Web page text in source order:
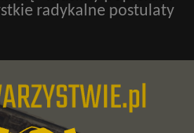
radykalne postulaty